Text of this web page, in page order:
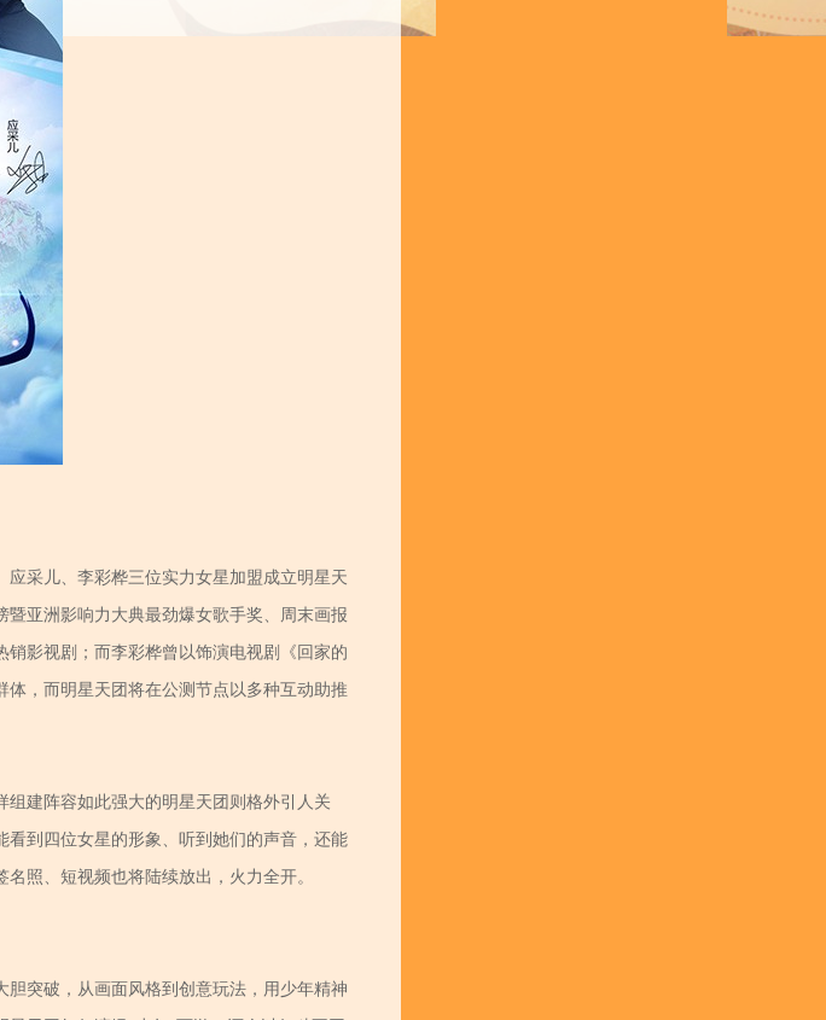
应采儿、李彩桦三位实力女星加盟成立明星天
暨亚洲影响力大典最劲爆女歌手奖、周末画报
影视剧；而李彩桦曾以饰演电视剧《回家的
，而明星天团将在公测节点以多种互动助推
建阵容如此强大的明星天团则格外引人关
到四位女星的形象、听到她们的声音，还能
照、短视频也将陆续放出，火力全开。
突破，从画面风格到创意玩法，用少年精神